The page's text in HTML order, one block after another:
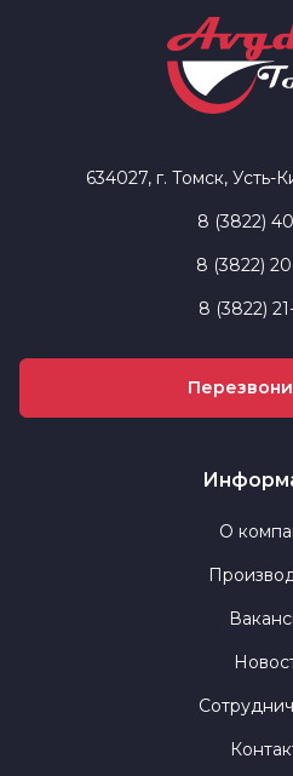
634027, г. Томск, Усть-
8 (3822)
8 (3822)
8 (3822)
О